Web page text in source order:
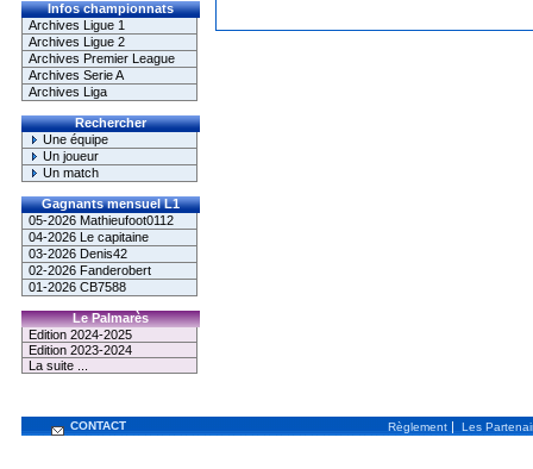
Infos championnats
Archives Ligue 1
Archives Ligue 2
Archives Premier League
Archives Serie A
Archives Liga
Rechercher
Une équipe
Un joueur
Un match
Gagnants mensuel L1
05-2026 Mathieufoot0112
04-2026 Le capitaine
03-2026 Denis42
02-2026 Fanderobert
01-2026 CB7588
Le Palmarès
Edition 2024-2025
Edition 2023-2024
La suite ...
CONTACT Règlement | Les